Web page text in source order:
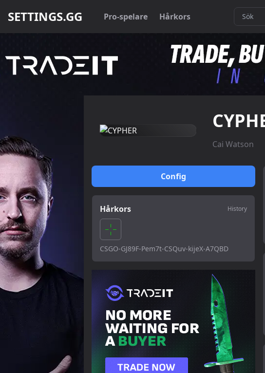
SETTINGS.GG Pro-spelare Hårkors
Cai Watson
Config
Hårkors History
CSGO-GJ89F-Pem7t-CSQuv-kijeX-A7QBD